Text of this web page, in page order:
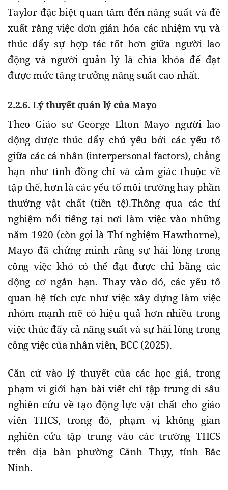
Taylor đặc biệt quan tâm đến năng suất và đề
xuất rằng việc đơn giản hóa các nhiệm vụ và
thúc đẩy sự hợp tác tốt hơn giữa người lao
động và người quản lý là chìa khóa để đạt
được mức tăng trưởng năng suất cao nhất.
2.2.6. Lý thuyết quản lý của Mayo
Theo Giáo sư George Elton Mayo người lao
động được thúc đẩy chủ yếu bởi các yếu tố
giữa các cá nhân (interpersonal factors), chẳng
hạn như tình đồng chí và cảm giác thuộc về
tập thể, hơn là các yếu tố môi trường hay phần
thưởng vật chất (tiền tệ).Thông qua các thí
nghiệm nổi tiếng tại nơi làm việc vào những
năm 1920 (còn gọi là Thí nghiệm Hawthorne),
Mayo đã chứng minh rằng sự hài lòng trong
công việc khó có thể đạt được chỉ bằng các
động cơ ngắn hạn. Thay vào đó, các yếu tố
quan hệ tích cực như việc xây dựng làm việc
nhóm mạnh mẽ có hiệu quả hơn nhiều trong
việc thúc đẩy cả năng suất và sự hài lòng trong
công việc của nhân viên, BCC (2025).
Căn cứ vào lý thuyết của các học giả, trong
phạm vi giới hạn bài viết chỉ tập trung đi sâu
nghiên cứu về tạo động lực vật chất cho giáo
viên THCS, trong đó, phạm vị không gian
nghiên cứu tập trung vào các trường THCS
trên địa bàn phường Cảnh Thụy, tỉnh Bắc
Ninh.